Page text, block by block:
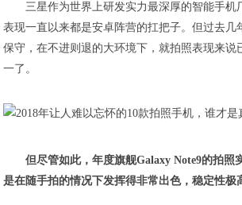
三星作为世界上研发实力最深厚的智能手机
表现一直以来都是安卓阵营的扛把子。但过去几
保守，在不进则退的大环境下，就拍照表现来说
一了。
但尽管如此，年度旗舰Galaxy Note9的拍照
是在随手拍的情况下发挥得非常出色，稳定性极